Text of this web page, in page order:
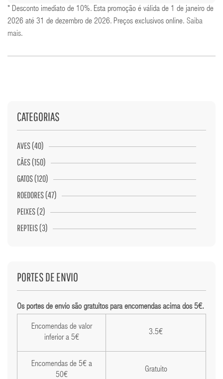
* Desconto imediato de 10%. Esta promoção é válida de 1 de janeiro de
2026 até 31 de dezembro de 2026. Preços exclusivos online. Saiba
mais.
CATEGORIAS
AVES (40)
CÃES (150)
GATOS (120)
ROEDORES (47)
PEIXES (2)
REPTEIS (3)
PORTES DE ENVIO
Os portes de envio são gratuitos para encomendas acima dos 5€.
Encomendas de valor
inferior a 5€
3.5€
Encomendas de 5€ a
50€
Gratuito